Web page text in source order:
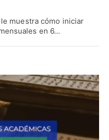
muestra cómo iniciar
en 6…